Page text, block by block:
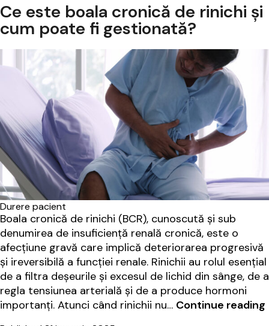
Ce este boala cronică de rinichi și
cum poate fi gestionată?
Durere pacient
Boala cronică de rinichi (BCR), cunoscută și sub
denumirea de insuficiență renală cronică, este o
afecțiune gravă care implică deteriorarea progresivă
și ireversibilă a funcției renale. Rinichii au rolul esențial
de a filtra deșeurile și excesul de lichid din sânge, de a
regla tensiunea arterială și de a produce hormoni
importanți. Atunci când rinichii nu… Continue reading